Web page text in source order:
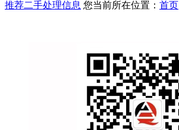
推荐二手处理信息 您当前所在位置： 首页